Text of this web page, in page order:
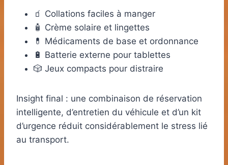
🧃 Collations faciles à manger
🧴 Crème solaire et lingettes
💊 Médicaments de base et ordonnance
🔋 Batterie externe pour tablettes
🎲 Jeux compacts pour distraire
Insight final : une combinaison de réservation
intelligente, d’entretien du véhicule et d’un kit
d’urgence réduit considérablement le stress lié
au transport.